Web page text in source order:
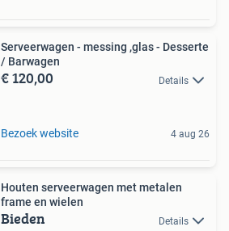
Serveerwagen - messing ,glas - Desserte
/ Barwagen
€ 120,00 Details
Bezoek website 4 aug 26
Houten serveerwagen met metalen
frame en wielen
Bieden Details